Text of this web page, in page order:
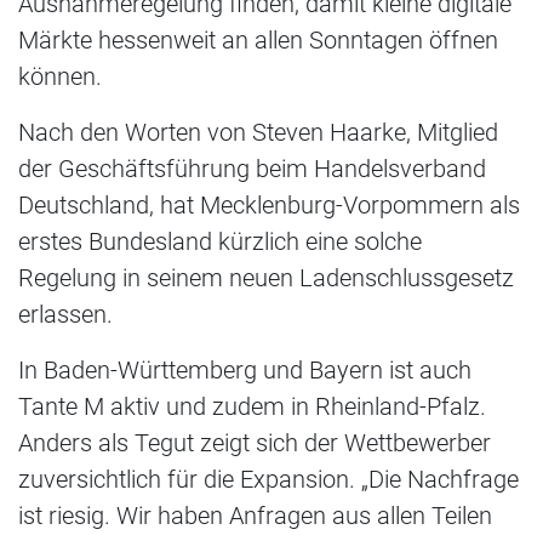
Märkte hessenweit an allen Sonntagen öffnen
können.
Nach den Worten von Steven Haarke, Mitglied
der Geschäftsführung beim Handelsverband
Deutschland, hat Mecklenburg-Vorpommern als
erstes Bundesland kürzlich eine solche
Regelung in seinem neuen Ladenschlussgesetz
erlassen.
In Baden-Württemberg und Bayern ist auch
Tante M aktiv und zudem in Rheinland-Pfalz.
Anders als Tegut zeigt sich der Wettbewerber
zuversichtlich für die Expansion. „Die Nachfrage
ist riesig. Wir haben Anfragen aus allen Teilen